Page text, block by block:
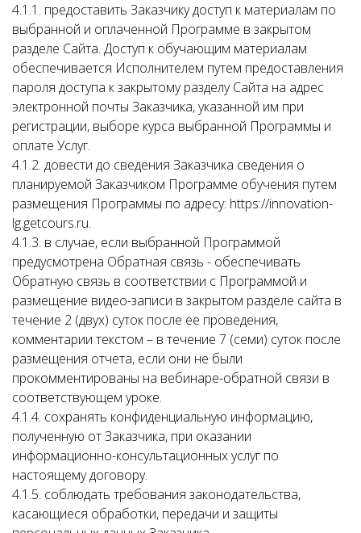
4.1.1. предоставить Заказчику доступ к материалам по
выбранной и оплаченной Программе в закрытом
разделе Сайта. Доступ к обучающим материалам
обеспечивается Исполнителем путем предоставления
пароля доступа к закрытому разделу Сайта на адрес
электронной почты Заказчика, указанной им при
регистрации, выборе курса выбранной Программы и
оплате Услуг.
4.1.2. довести до сведения Заказчика сведения о
планируемой Заказчиком Программе обучения путем
размещения Программы по адресу: https://innovation-
lg.getcours.ru.
4.1.3. в случае, если выбранной Программой
предусмотрена Обратная связь - обеспечивать
Обратную связь в соответствии с Программой и
размещение видео-записи в закрытом разделе сайта в
течение 2 (двух) суток после ее проведения,
комментарии текстом – в течение 7 (семи) суток после
размещения отчета, если они не были
прокомментированы на вебинаре-обратной связи в
соответствующем уроке.
4.1.4. сохранять конфиденциальную информацию,
полученную от Заказчика, при оказании
информационно-консультационных услуг по
настоящему договору.
4.1.5. соблюдать требования законодательства,
касающиеся обработки, передачи и защиты